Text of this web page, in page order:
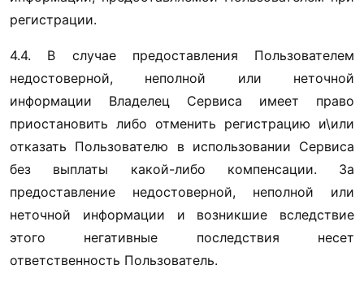
регистрации.
4.4. В случае предоставления Пользователем
недостоверной, неполной или неточной
информации Владелец Сервиса имеет право
приостановить либо отменить регистрацию и\или
отказать Пользователю в использовании Сервиса
без выплаты какой-либо компенсации. За
предоставление недостоверной, неполной или
неточной информации и возникшие вследствие
этого негативные последствия несет
ответственность Пользователь.